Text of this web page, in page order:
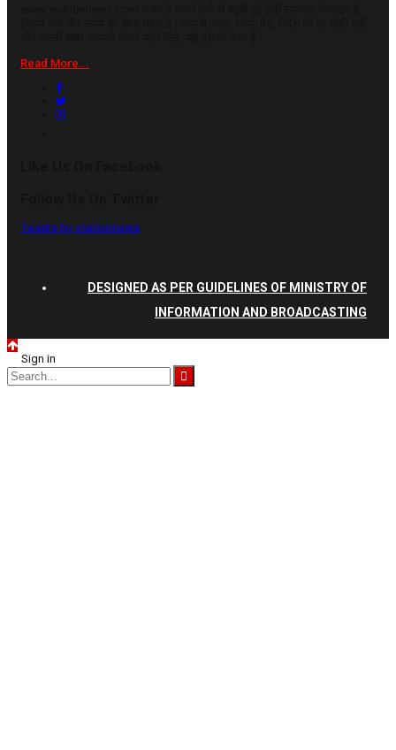
Read More...
Tweets by vnationnews
DESIGNED AS PER GUIDELINES OF MINISTRY OF
INFORMATION AND BROADCASTING
Sign in